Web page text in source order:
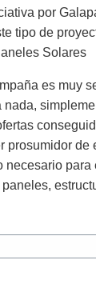
por
tipo de
Solares
es muy
nada,
prosumidor de
necesario para